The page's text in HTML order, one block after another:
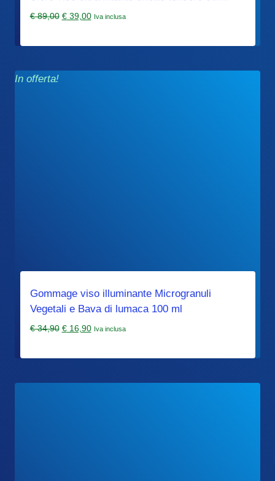
€89,00 Il
€ 89,00.
€39,00Il
€ 39,00.
Iva inclusa
In offerta!
Gommage viso illuminante Microgranuli
Vegetali e Bava di lumaca 100 ml
€34,90 Il
€ 34,90.
€16,90Il
€ 16,90.
Iva inclusa